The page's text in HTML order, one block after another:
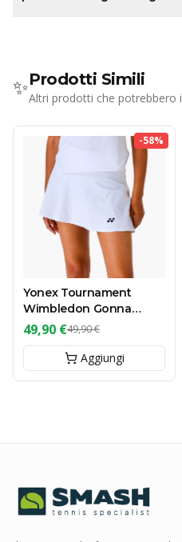
✨Prodotti Simili
Altri prodotti che potrebbero
-58%
Yonex Tournament
Wimbledon Gonna
White
49,90 €49,90 €
Aggiungi